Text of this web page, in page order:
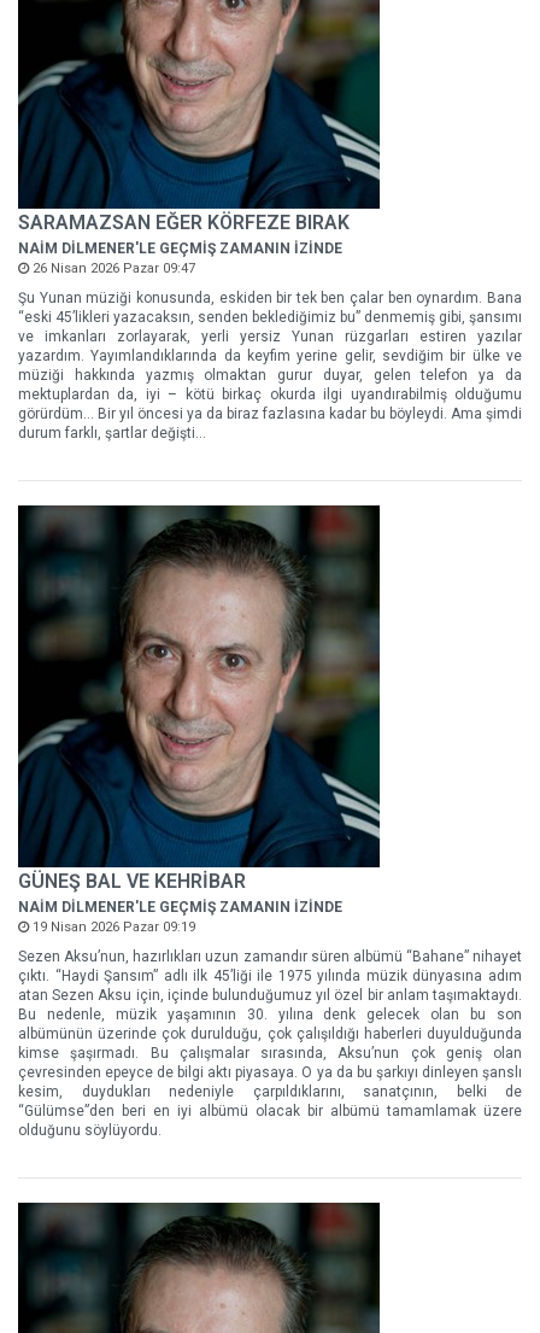
SARAMAZSAN EĞER KÖRFEZE BIRAK
NAİM DİLMENER'LE GEÇMİŞ ZAMANIN İZİNDE
26 Nisan 2026 Pazar 09:47
Şu Yunan müziği konusunda, eskiden bir tek ben çalar ben oynardım. Bana
“eski 45’likleri yazacaksın, senden beklediğimiz bu” denmemiş gibi, şansımı
ve imkanları zorlayarak, yerli yersiz Yunan rüzgarları estiren yazılar
yazardım. Yayımlandıklarında da keyfim yerine gelir, sevdiğim bir ülke ve
müziği hakkında yazmış olmaktan gurur duyar, gelen telefon ya da
mektuplardan da, iyi – kötü birkaç okurda ilgi uyandırabilmiş olduğumu
görürdüm... Bir yıl öncesi ya da biraz fazlasına kadar bu böyleydi. Ama şimdi
durum farklı, şartlar değişti...
GÜNEŞ BAL VE KEHRİBAR
NAİM DİLMENER'LE GEÇMİŞ ZAMANIN İZİNDE
19 Nisan 2026 Pazar 09:19
Sezen Aksu’nun, hazırlıkları uzun zamandır süren albümü “Bahane” nihayet
çıktı. “Haydi Şansım” adlı ilk 45’liği ile 1975 yılında müzik dünyasına adım
atan Sezen Aksu için, içinde bulunduğumuz yıl özel bir anlam taşımaktaydı.
Bu nedenle, müzik yaşamının 30. yılına denk gelecek olan bu son
albümünün üzerinde çok durulduğu, çok çalışıldığı haberleri duyulduğunda
kimse şaşırmadı. Bu çalışmalar sırasında, Aksu’nun çok geniş olan
çevresinden epeyce de bilgi aktı piyasaya. O ya da bu şarkıyı dinleyen şanslı
kesim, duydukları nedeniyle çarpıldıklarını, sanatçının, belki de
“Gülümse”den beri en iyi albümü olacak bir albümü tamamlamak üzere
olduğunu söylüyordu.